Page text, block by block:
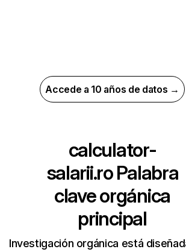
Accede a 10 años de datos →
calculator-
salarii.roPalabra
clave orgánica
principal
Investigación orgánica está